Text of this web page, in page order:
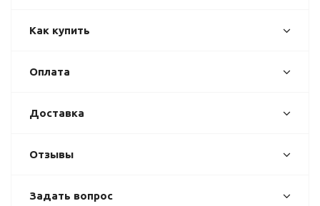
Как купить
Оплата
Доставка
Отзывы
Задать вопрос